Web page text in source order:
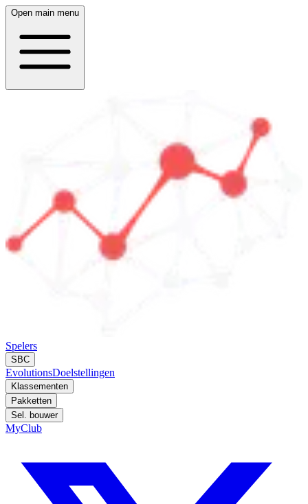
Open main menu
Spelers
SBC
EvolutionsDoelstellingen
Klassementen
Pakketten
Sel. bouwer
MyClub